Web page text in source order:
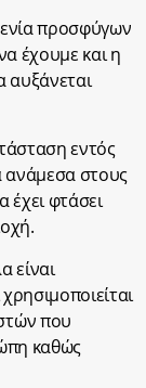
προσφύγων
έχουμε και η
αυξάνεται
εντός
ανάμεσα στους
έχει φτάσει
είναι
που
καθώς